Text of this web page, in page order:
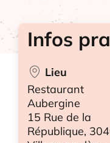
Infos
Lieu
Restaurant
Aubergine
15 Rue de la
République,